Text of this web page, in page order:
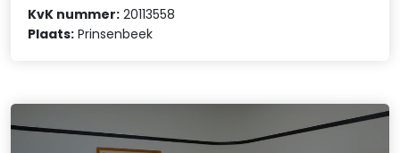
KvK nummer: 20113558
Plaats: Prinsenbeek